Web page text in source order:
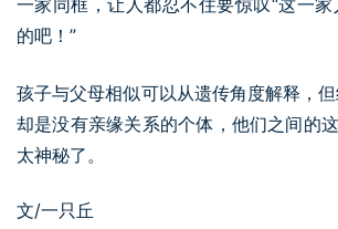
的吧！”
孩子与父母相似可以从遗传角度解释，
却是没有亲缘关系的个体，他们之间的
太神秘了。
文/一只丘